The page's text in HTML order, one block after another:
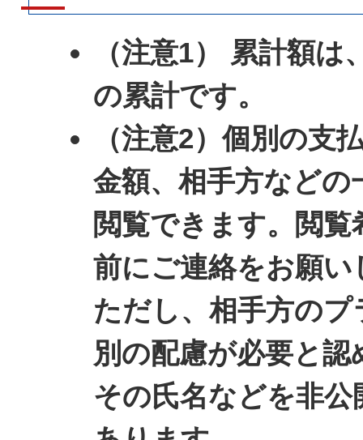
（注意1） 累計額は
の累計です。
（注意2）個別の支
金額、相手方などの
閲覧できます。閲
前にご連絡をお願い
ただし、相手方の
別の配慮が必要と
その氏名などを非